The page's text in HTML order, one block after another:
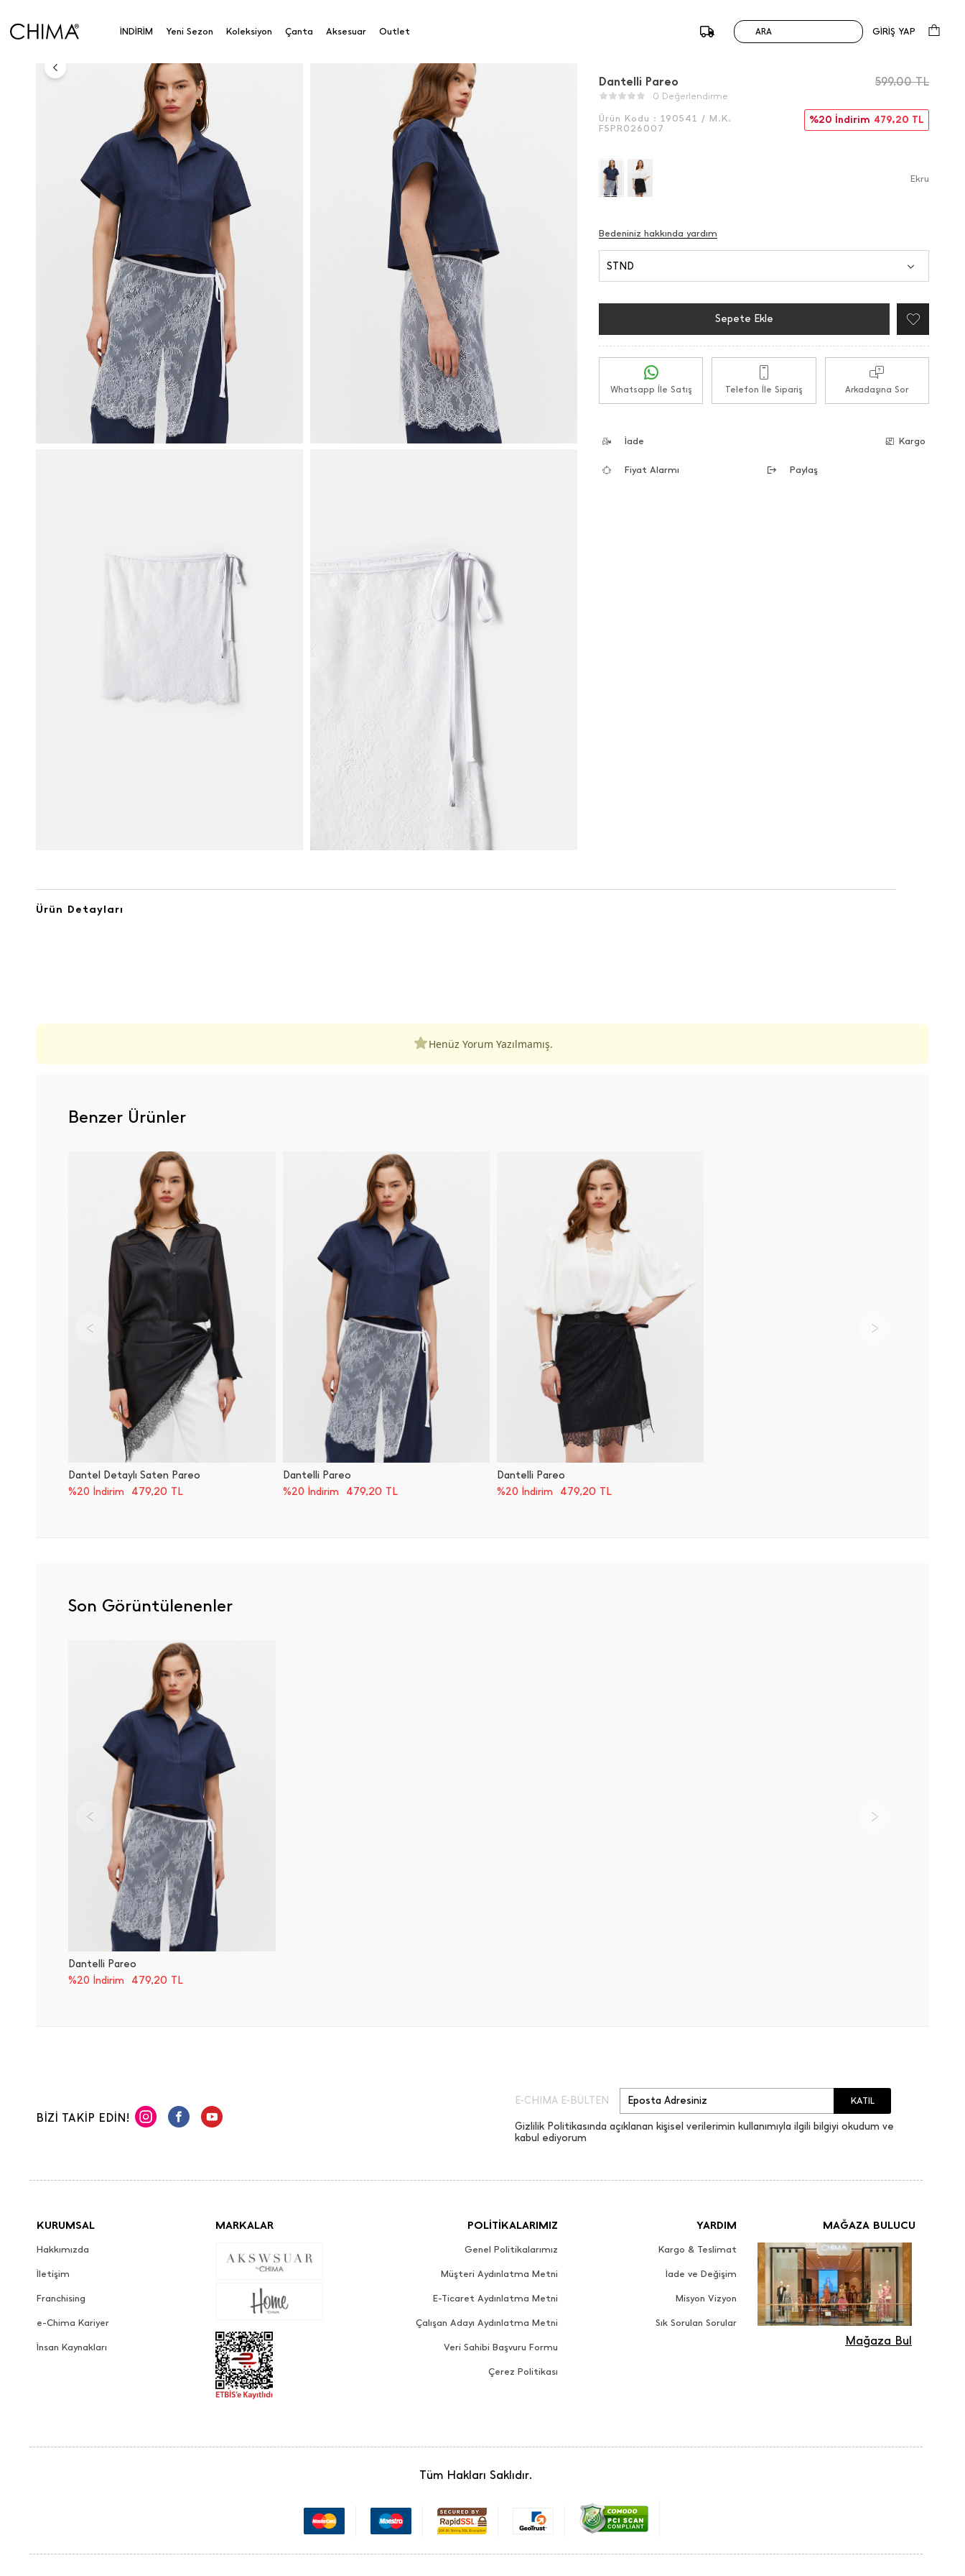
İNDİRİM Yeni Sezon Koleksiyon Çanta Aksesuar Outlet ARA GİRİŞ YAP
Anasayfa
Dantelli Pareo
0 Değerlendirme
Ürün Kodu : 190541 / M.K.
F5PR026007
599,00TL
%20 İndirim 479,20 TL
Ekru
Bedeniniz hakkında yardım
STND
Sepete Ekle
Whatsapp İle Satış Telefon İle Sipariş Arkadaşına Sor
İade Kargo
Fiyat Alarmı Paylaş
Ürün Detayları
Henüz Yorum Yazılmamış.
Benzer Ürünler
Dantel Detaylı Saten Pareo
%20 İndirim
479,20 TL
Dantelli Pareo
%20 İndirim
479,20 TL
Dantelli Pareo
%20 İndirim
479,20 TL
Son Görüntülenenler
Dantelli Pareo
%20 İndirim
479,20 TL
BİZİ TAKİP EDİN!
E-CHIMA E-BÜLTEN KATIL
Gizlilik Politikasında açıklanan kişisel verilerimin kullanımıyla ilgili bilgiyi okudum ve
kabul ediyorum
KURUMSAL
Hakkımızda
İletişim
Franchising
e-Chima Kariyer
İnsan Kaynakları
MARKALAR POLİTİKALARIMIZ
Genel Politikalarımız
Müşteri Aydınlatma Metni
E-Ticaret Aydınlatma Metni
Çalışan Adayı Aydınlatma Metni
Veri Sahibi Başvuru Formu
Çerez Politikası
YARDIM
Kargo & Teslimat
İade ve Değişim
Misyon Vizyon
Sık Sorulan Sorular
MAĞAZA BULUCU
Mağaza Bul
Tüm Hakları Saklıdır.